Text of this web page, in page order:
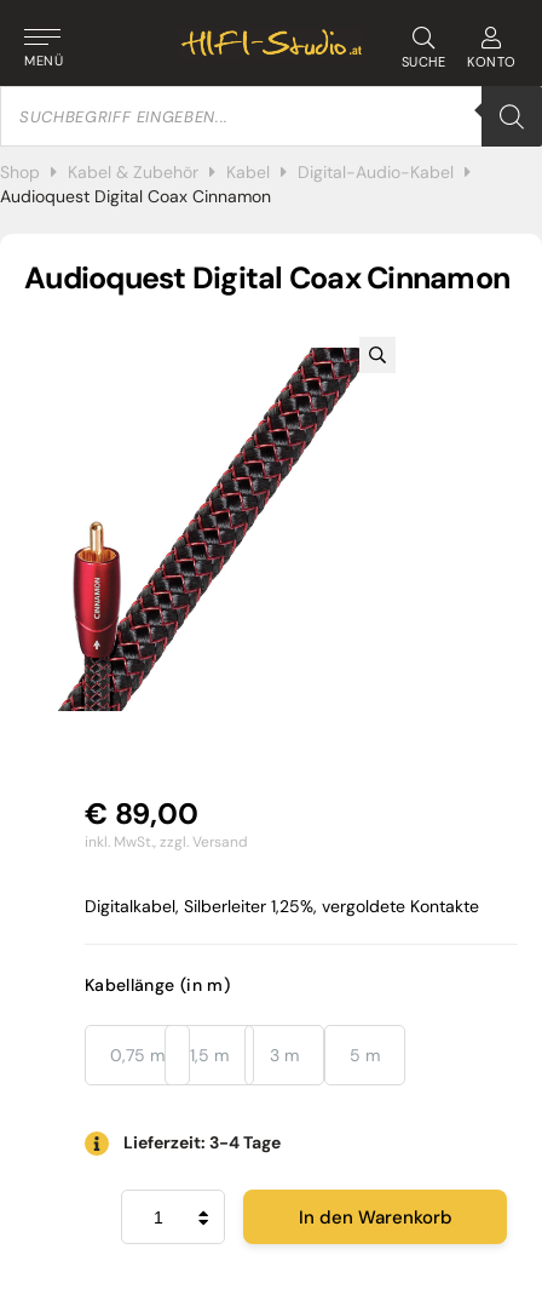
MENÜ SUCHE KONTO
Products
search
Shop Kabel & Zubehör Kabel
Digital-Audio-Kabel
Audioquest Digital Coax Cinnamon
Audioquest Digital Coax Cinnamon
€ 89,00
inkl. MwSt.,zzgl. Versand
Digitalkabel, Silberleiter 1,25%, vergoldete Kontakte
Kabellänge (in m)
0,75 m 1,5 m 3 m 5 m
Lieferzeit: 3-4 Tage
Audioquest
Digital
Coax
In den Warenkorb